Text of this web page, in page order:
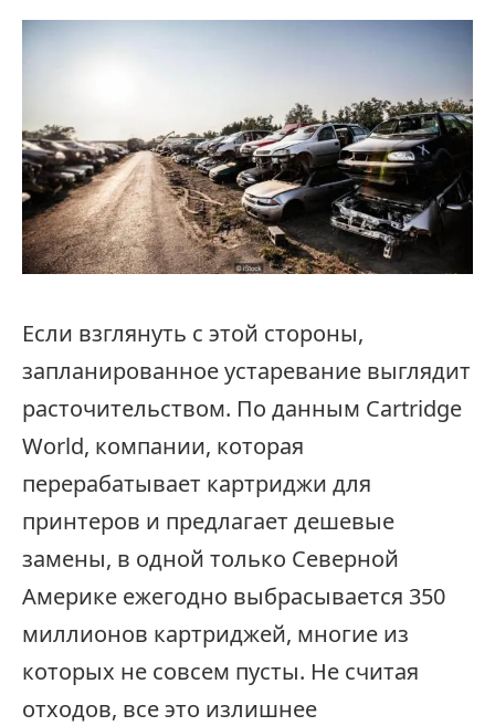
Если взглянуть с этой стороны,
запланированное устаревание выглядит
расточительством. По данным Cartridge
World, компании, которая
перерабатывает картриджи для
принтеров и предлагает дешевые
замены, в одной только Северной
Америке ежегодно выбрасывается 350
миллионов картриджей, многие из
которых не совсем пусты. Не считая
отходов, все это излишнее